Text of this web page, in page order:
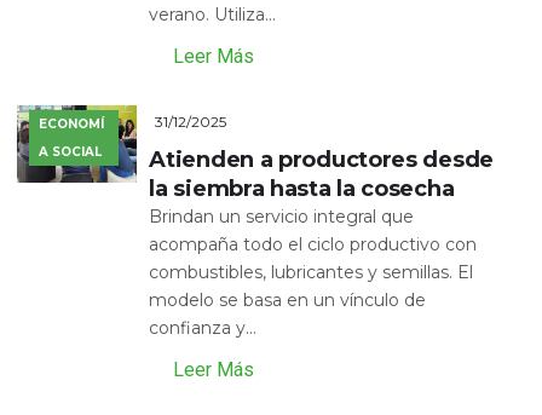
verano. Utiliza...
Leer Más
ECONOMÍ
A SOCIAL
31/12/2025
Atienden a productores desde
la siembra hasta la cosecha
Brindan un servicio integral que
acompaña todo el ciclo productivo con
combustibles, lubricantes y semillas. El
modelo se basa en un vínculo de
confianza y...
Leer Más